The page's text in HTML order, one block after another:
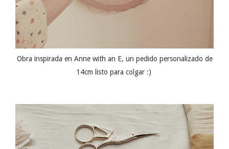
Obra inspirada en Anne with an E, un pedido personalizado de
14cm listo para colgar :)